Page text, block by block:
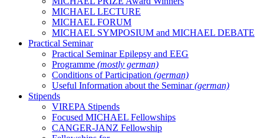
MICHAEL LECTURE
MICHAEL FORUM
MICHAEL SYMPOSIUM and MICHAEL DEBATE
Practical Seminar
Practical Seminar Epilepsy and EEG
Programme (mostly german)
Conditions of Participation (german)
Useful Information about the Seminar(german)
Stipends
VIREPA Stipends
Focused MICHAEL Fellowships
CANGER-JANZ Fellowship